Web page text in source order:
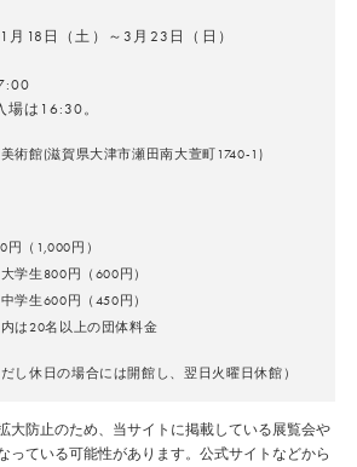
月18日（土）～3月23日（日）
は16:30。
術館(滋賀県大津市瀬田南大萱町1740-1)
円（1,000円）
学生800円（600円）
学生600円（450円）
は20名以上の団体料金
し休日の場合には開館し、翌日火曜日休館）
大防止のため、当サイトに掲載している展覧会や
っている可能性があります。公式サイトなどから